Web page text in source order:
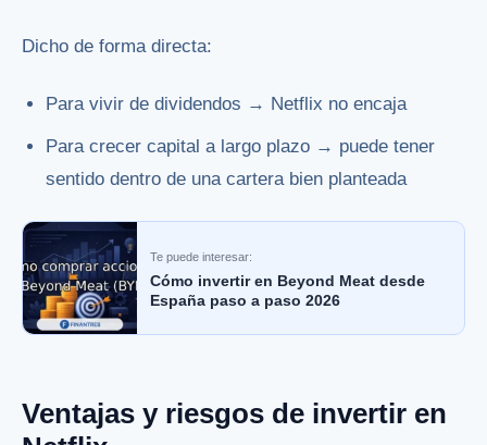
Dicho de forma directa:
Para vivir de dividendos → Netflix no encaja
Para crecer capital a largo plazo → puede tener
sentido dentro de una cartera bien planteada
Te puede interesar:
Cómo invertir en Beyond Meat desde
España paso a paso 2026
Ventajas y riesgos de invertir en